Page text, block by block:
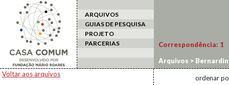
ARQUIVOS
GUIAS DE PESQUISA
PROJETO
PARCERIAS
Voltar aos arquivos
Correspondência: 1
Arquivos >
ordenar